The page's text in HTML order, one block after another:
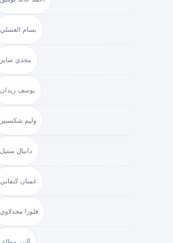
بسام العسلي
مجدي صابر
يوسف زيدان
وليم شكسبير
دانيال ستيل
غسان كنفاني
فلورا مجدلاوي